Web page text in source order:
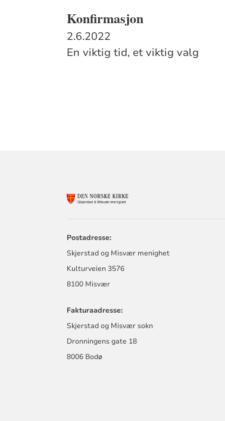
Konfirmasjon
2.6.2022
En viktig tid, et viktig valg
Postadresse:
Skjerstad og Misvær menighet
Kulturveien 3576
8100 Misvær
Fakturaadresse:
Skjerstad og Misvær sokn
Dronningens gate 18
8006 Bodø